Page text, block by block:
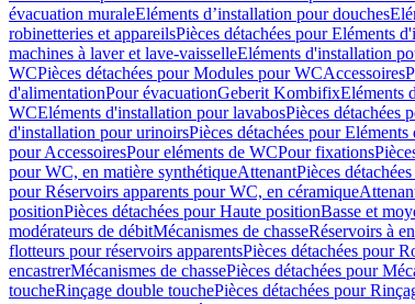
évacuation muraleEléments d’installation pour douches
robinetteries et appareilsPièces détachées pour Eléments
machines à laver et lave-vaisselleEléments d'installation
WCPièces détachées pour Modules pour WCAccessoires
d'alimentationPour évacuationGeberit KombifixEléments
WCEléments d'installation pour lavabosPièces détachées
d'installation pour urinoirsPièces détachées pour
pour AccessoiresPour eléments de WCPour fixations
pour WC, en matière synthétiqueAttenantPièces
pour Réservoirs apparents pour WC, en céramique
positionPièces détachées pour Haute positionBasse et
modérateurs de débitMécanismes de chasseRéservoirs à
flotteurs pour réservoirs apparentsPièces détachées pour
encastrerMécanismes de chassePièces détachées pour
toucheRinçage double touchePièces détachées pour